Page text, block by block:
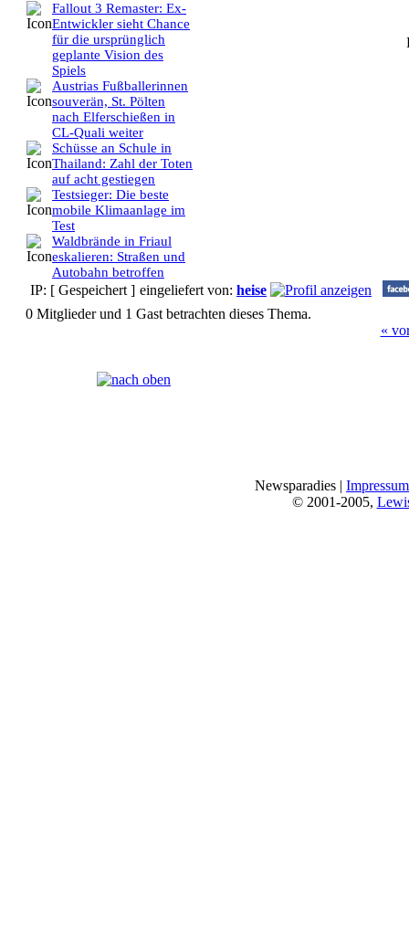
Fallout 3 Remaster: Ex-
Entwickler sieht Chance
für die ursprünglich
geplante Vision des
Spiels
Austrias Fußballerinnen
souverän, St. Pölten
nach Elferschießen in
CL-Quali weiter
Schüsse an Schule in
Thailand: Zahl der Toten
auf acht gestiegen
Testsieger: Die beste
mobile Klimaanlage im
Test
Waldbrände in Friaul
eskalieren: Straßen und
Autobahn betroffen
IP: [ Gespeichert ] eingeliefert von: heise
0 Mitglieder und 1 Gast betrachten dieses Thema.
«
Newsparadies | Impressum
© 2001-2005,